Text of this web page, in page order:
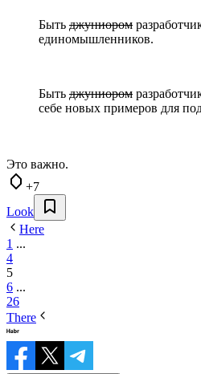
Быть джуниором
единомышленников.
Быть джуниором
себе новых примеров для
Это важно.
+7
Look
Here
1 ...
4
5
6 ...
26
There